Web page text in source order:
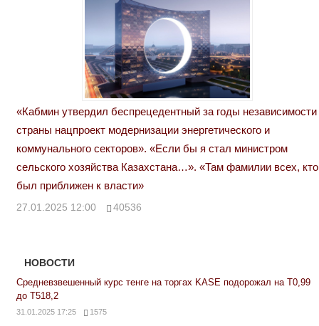
«Кабмин утвердил беспрецедентный за годы независимости
страны нацпроект модернизации энергетического и
коммунального секторов». «Если бы я стал министром
сельского хозяйства Казахстана…». «Там фамилии всех, кто
был приближен к власти»
27.01.2025 12:00 40536
НОВОСТИ
Средневзвешенный курс тенге на торгах KASE подорожал на Т0,99
до Т518,2
31.01.2025 17:25 1575